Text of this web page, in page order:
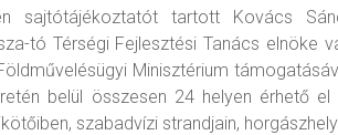
sajtótájékoztatót tartott Kovács
tó Térségi Fejlesztési Tanács elnöke
Minisztérium
belül összesen 24 helyen érhető
szabadvízi strandjain,